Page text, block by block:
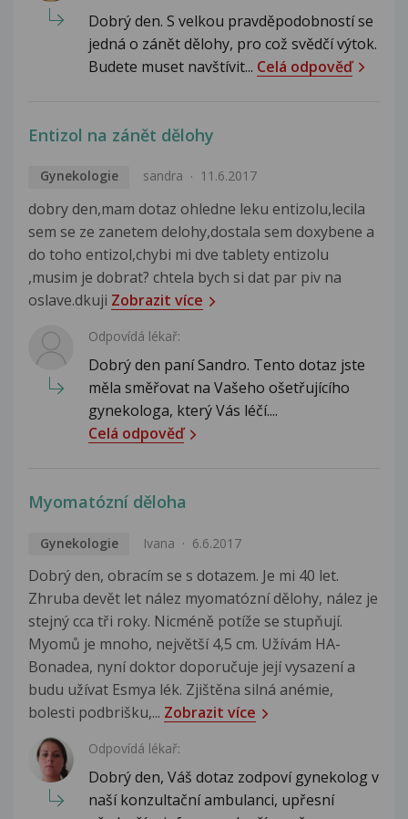
Dobrý den. S velkou pravděpodobností se
jedná o zánět dělohy, pro což svědčí výtok.
Budete muset navštívit... Celá odpověď
Entizol na zánět dělohy
Gynekologie sandra 11.6.2017
dobry den,mam dotaz ohledne leku entizolu,lecila
sem se ze zanetem delohy,dostala sem doxybene a
do toho entizol,chybi mi dve tablety entizolu
,musim je dobrat? chtela bych si dat par piv na
oslave.dkuji Zobrazit více
Odpovídá lékař:
Dobrý den paní Sandro. Tento dotaz jste
měla směřovat na Vašeho ošetřujícího
gynekologa, který Vás léčí....
Celá odpověď
Myomatózní děloha
Gynekologie Ivana 6.6.2017
Dobrý den, obracím se s dotazem. Je mi 40 let.
Zhruba devět let nález myomatózní dělohy, nález je
stejný cca tři roky. Nicméně potíže se stupňují.
Myomů je mnoho, největší 4,5 cm. Užívám HA-
Bonadea, nyní doktor doporučuje její vysazení a
budu užívat Esmya lék. Zjištěna silná anémie,
bolesti podbrišku,... Zobrazit více
Odpovídá lékař:
Dobrý den, Váš dotaz zodpoví gynekolog v
naší konzultační ambulanci, upřesní